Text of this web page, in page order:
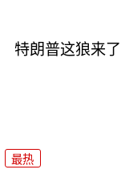
特朗普这狼来
最热